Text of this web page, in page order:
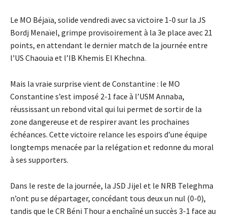
Le MO Béjaïa, solide vendredi avec sa victoire 1-0 sur la JS
Bordj Menaïel, grimpe provisoirement à la 3e place avec 21
points, en attendant le dernier match de la journée entre
l’US Chaouia et l’IB Khemis El Khechna.
Mais la vraie surprise vient de Constantine : le MO
Constantine s’est imposé 2-1 face à l’USM Annaba,
réussissant un rebond vital qui lui permet de sortir de la
zone dangereuse et de respirer avant les prochaines
échéances. Cette victoire relance les espoirs d’une équipe
longtemps menacée par la relégation et redonne du moral
à ses supporters.
Dans le reste de la journée, la JSD Jijel et le NRB Teleghma
n’ont pu se départager, concédant tous deux un nul (0-0),
tandis que le CR Béni Thour a enchaîné un succès 3-1 face au